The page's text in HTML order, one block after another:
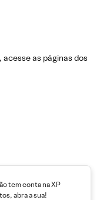
as páginas dos
tem conta na XP
abra a sua!